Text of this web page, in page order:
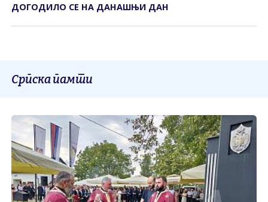
ДОГОДИЛО СЕ НА ДАНАШЊИ ДАН
Српска памти